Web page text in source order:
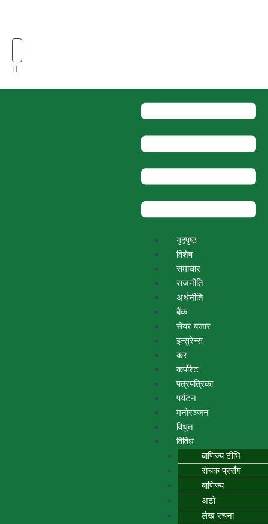
गृहपृष्ठ
विशेष
समाचार
राजनीति
अर्थनीति
बैंक
सेयर बजार
इन्सुरेन्स
कर
कर्पोरेट
पत्रपत्रिका
पर्यटन
मनोरञ्जन
विधुत
विविध
बाणिज्य टीभि
रोचक प्रसँग
बाणिज्य
अटो
लेख रचना